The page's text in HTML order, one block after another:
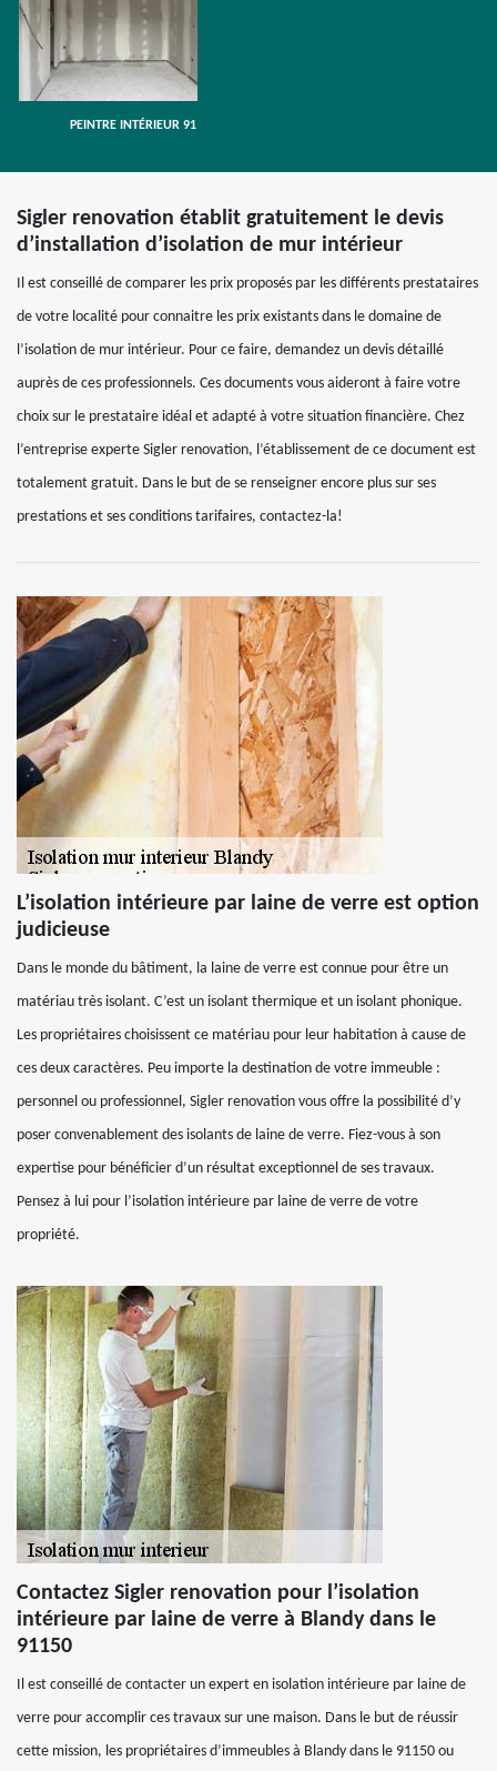
PEINTRE INTÉRIEUR 91
Sigler renovation établit gratuitement le devis
d’installation d’isolation de mur intérieur
Il est conseillé de comparer les prix proposés par les différents prestataires
de votre localité pour connaitre les prix existants dans le domaine de
l’isolation de mur intérieur. Pour ce faire, demandez un devis détaillé
auprès de ces professionnels. Ces documents vous aideront à faire votre
choix sur le prestataire idéal et adapté à votre situation financière. Chez
l’entreprise experte Sigler renovation, l’établissement de ce document est
totalement gratuit. Dans le but de se renseigner encore plus sur ses
prestations et ses conditions tarifaires, contactez-la!
L’isolation intérieure par laine de verre est option
judicieuse
Dans le monde du bâtiment, la laine de verre est connue pour être un
matériau très isolant. C’est un isolant thermique et un isolant phonique.
Les propriétaires choisissent ce matériau pour leur habitation à cause de
ces deux caractères. Peu importe la destination de votre immeuble :
personnel ou professionnel, Sigler renovation vous offre la possibilité d’y
poser convenablement des isolants de laine de verre. Fiez-vous à son
expertise pour bénéficier d’un résultat exceptionnel de ses travaux.
Pensez à lui pour l’isolation intérieure par laine de verre de votre
propriété.
Contactez Sigler renovation pour l’isolation
intérieure par laine de verre à Blandy dans le
91150
Il est conseillé de contacter un expert en isolation intérieure par laine de
verre pour accomplir ces travaux sur une maison. Dans le but de réussir
cette mission, les propriétaires d’immeubles à Blandy dans le 91150 ou